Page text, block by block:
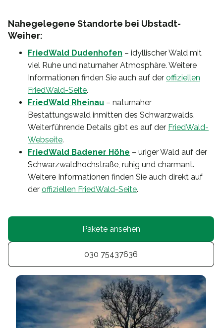
Nahegelegene Standorte bei Ubstadt-
Weiher:
FriedWald Dudenhofen – idyllischer Wald mit
viel Ruhe und naturnaher Atmosphäre. Weitere
Informationen finden Sie auch auf der offiziellen
FriedWald-Seite.
FriedWald Rheinau – naturnaher
Bestattungswald inmitten des Schwarzwalds.
Weiterführende Details gibt es auf der FriedWald-
Webseite.
FriedWald Badener Höhe – uriger Wald auf der
Schwarzwaldhochstraße, ruhig und charmant.
Weitere Informationen finden Sie auch direkt auf
der offiziellen FriedWald-Seite.
Pakete ansehen
030 75437636